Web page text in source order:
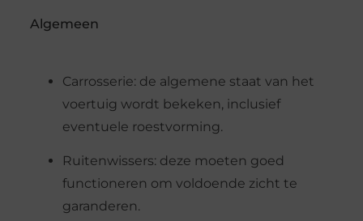
Algemeen
Carrosserie: de algemene staat van het
voertuig wordt bekeken, inclusief
eventuele roestvorming.
Ruitenwissers: deze moeten goed
functioneren om voldoende zicht te
garanderen.